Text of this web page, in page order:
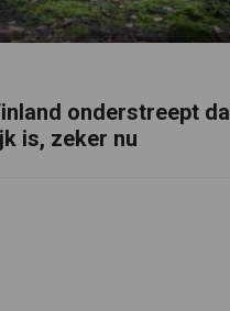
onderstreept
is, zeker nu